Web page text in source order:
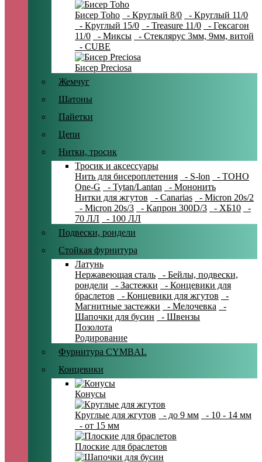
Бисер Toho - Круглый 8/0
- Круглый 11/0
- Круглый 15/0
- Treasure 11/0
- Гексагон
11/0
- Миксы
- Стеклярус 3мм, 9мм, витой
- CUBE
Бисер Preciosa
Жемчуг
Шатоны
Пайетки
Цепи
Нитки, тросик
Тросик и аксессуары
Нить для бисероплетения
- S-lon
- TOHO
One-G
- Tytan/Lantan
- Мононить
Нитки для жгутов
- Canarias
- Micron 20s/2
- Micron 20s/3
- Капрон 300D/3 - ХБ10
-
70 ЛЛ
- 100 ЛЛ
Подвески, рондели
Стойкая фурнитура
Латунь
Нержавеющая сталь
- Бейлы, подвески,
рондели
- Застежки
- Концевики для
браслетов
- Концевики для жгутов
-
Магнитные застежки
- Мелочевка
-
Шапочки для бусин
- Швензы
Позолота
Родирование
Фурнитура CYMBAL
Концевики
Конусы
Круглые для жгутов - до 9 мм
- 10 - 14 мм
- от 15 мм
Плоские для браслетов